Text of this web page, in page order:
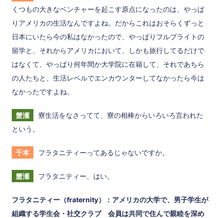
くつもの大きなベンチャーを起こす原点になったのは、やっぱ
りアメリカの生活なんですよね。だからこれはおそらくずっと
日本にいたら今の私はなかったので、やっぱりフルブライトの
留学と、それからアメリカにおいて、しかも旅行してるだけで
はなくて、やっぱり何年間か大学院に在籍して、それであちら
の人たちと、生活レベルでエンカウンターしてなかったら今は
なかったですよね。
蟹瀬
寮生活をなさってて、寮の相棒からいろいろ言われた
という。
千本 フラタニティーってあるじゃないですか。
蟹瀬 フラタニティー、はい。
フラタニティー（fraternity）：アメリカの大学で、男子学生が
組織する学生会・社交クラブ 会員は共同で住んで親睦を深め